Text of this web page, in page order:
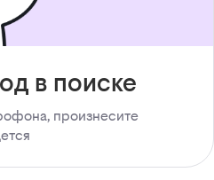
в поиске
произнесите